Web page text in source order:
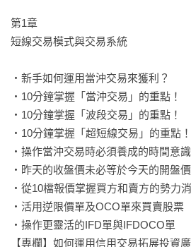
詳盡清楚
把技術分析內化成最強武器！
從解讀K線、鍛鍊基本功開始，完
「解盤策略」和「實戰祕訣」。
透過本書一目了然的頁面構成與圖
找到自己需要的資訊，搭配百餘幅詳
力的同時，更能清楚分辨易混淆的盤
易讀、實用、迅速查找！
本書頁面構成：
第1章
短線交易模式與交易系統
‧新手如何運用當沖交易來獲利？
‧10分鐘掌握「當沖交易」的重點！
‧10分鐘掌握「波段交易」的重點！
‧10分鐘掌握「超短線交易」的重點！
‧操作當沖交易時必須養成的時間意識
‧昨天的收盤價未必等於今天的開盤價
‧從10檔報價掌握買方和賣方的勢力
‧活用逆限價單及OCO單來買賣股票
‧操作更靈活的IFD單與IFDOCO單
【專欄】如何運用信用交易拓展投資